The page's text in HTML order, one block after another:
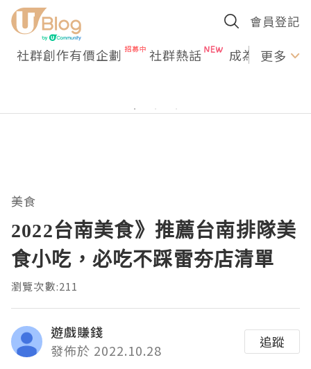
會員登記
社群創作有價企劃 社群熱話 成為U更多
美食
2022台南美食》推薦台南排隊美
食小吃，必吃不踩雷夯店清單
瀏覽次數:211
遊戲賺錢
發佈於 2022.10.28
追蹤